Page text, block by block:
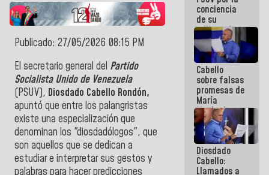
Publicado: 27/05/2026 08:15 PM
El secretario general del Partido
Socialista Unido de Venezuela
(PSUV), Diosdado Cabello Rondón,
apuntó que entre los palangristas
existe una especialización que
denominan los "diosdadólogos", que
son aquellos que se dedican a
estudiar e interpretar sus gestos y
conciencia
de su
militancia
es la
organización
política más
sólida de
Venezuela
Cabello
sobre falsas
promesas de
María
Machado:
¿Quién le
puede creer?
¿Y la gente
que ella iba
a salvar en
La Guaira?
Diosdado
Cabello:
Llamados a